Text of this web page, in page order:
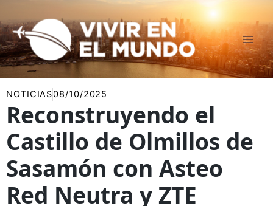
al
contenido
NOTICIAS08/10/2025
Reconstruyendo el
Castillo de Olmillos de
Sasamón con Asteo
Red Neutra y ZTE